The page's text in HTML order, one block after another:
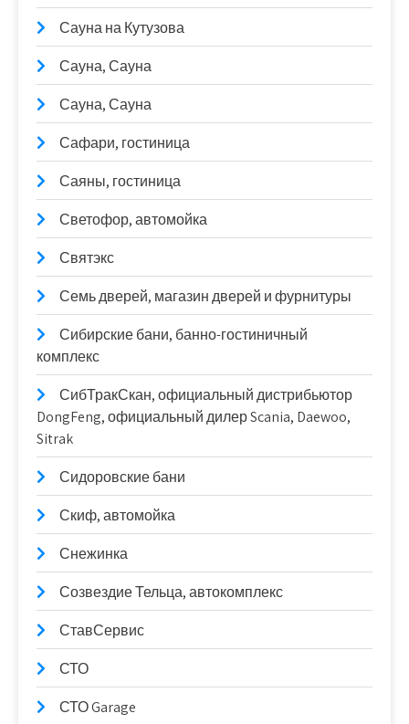
Сауна на Кутузова
Сауна, Сауна
Сауна, Сауна
Сафари, гостиница
Саяны, гостиница
Светофор, автомойка
Святэкс
Семь дверей, магазин дверей и фурнитуры
Сибирские бани, банно-гостиничный
комплекс
СибТракСкан, официальный дистрибьютор
DongFeng, официальный дилер Scania, Daewoo,
Sitrak
Сидоровские бани
Скиф, автомойка
Снежинка
Созвездие Тельца, автокомплекс
СтавСервис
СТО
СТО Garage